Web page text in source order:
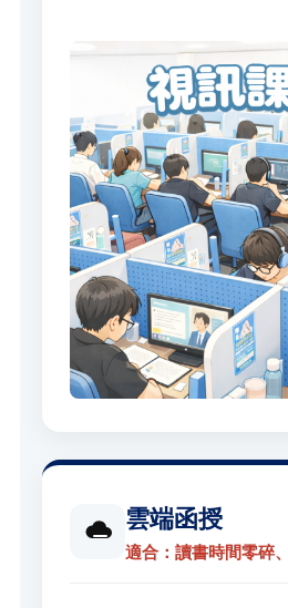
雲端函授
適合：讀書時間零碎